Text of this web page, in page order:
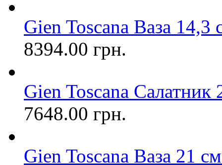
Gien Toscana Ваза
8394.00 грн.
Gien Toscana
7648.00 грн.
Gien Toscana Ваза 21